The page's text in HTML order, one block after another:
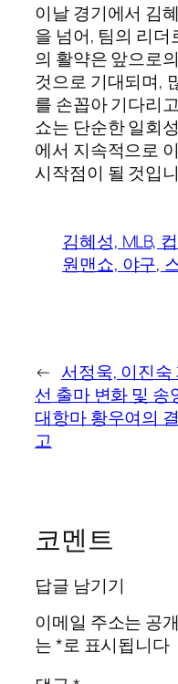
이날 경기에서 김
을 넘어, 팀의 리
의 활약은 앞으로
것으로 기대되며,
를 손꼽아 기다리
쇼는 단순한 일회
에서 지속적으로
시작점이 될 것입
김혜성, MLB,
원맨쇼, 야구,
← 서정욱, 이진숙
선 출마 변화 및 송
대항마 황우여의
고
코멘트
답글 남기기
이메일 주소는 공
는*로 표시됩니다